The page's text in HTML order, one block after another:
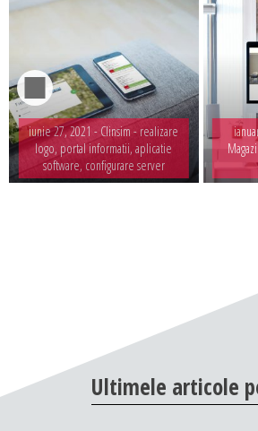
iunie 27, 2021 - Clinsim - realizare
logo, portal informatii, aplicatie
software, configurare server
Ultimele articole